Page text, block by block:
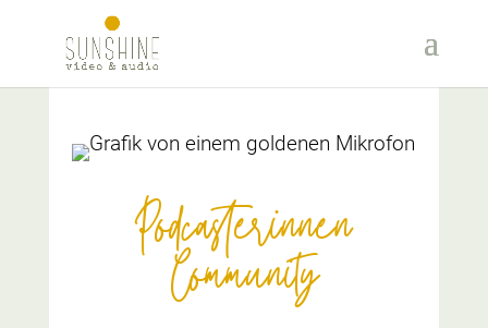
Podcasterinnen
Community